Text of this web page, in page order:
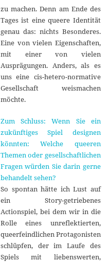
zu machen. Denn am Ende des
Tages ist eine queere Identität
genau das: nichts Besonderes.
Eine von vielen Eigenschaften,
mit einer von vielen
Ausprägungen. Anders, als es
uns eine cis-hetero-normative
Gesellschaft weismachen
möchte.
Zum Schluss: Wenn Sie ein
zukünftiges Spiel designen
könnten: Welche queeren
Themen oder gesellschaftlichen
Fragen würden Sie darin gerne
behandelt sehen?
So spontan hätte ich Lust auf
ein Story-getriebenes
Actionspiel, bei dem wir in die
Rolle eines unreflektierten,
queerfeindlichen Protagonisten
schlüpfen, der im Laufe des
Spiels mit liebenswerten,